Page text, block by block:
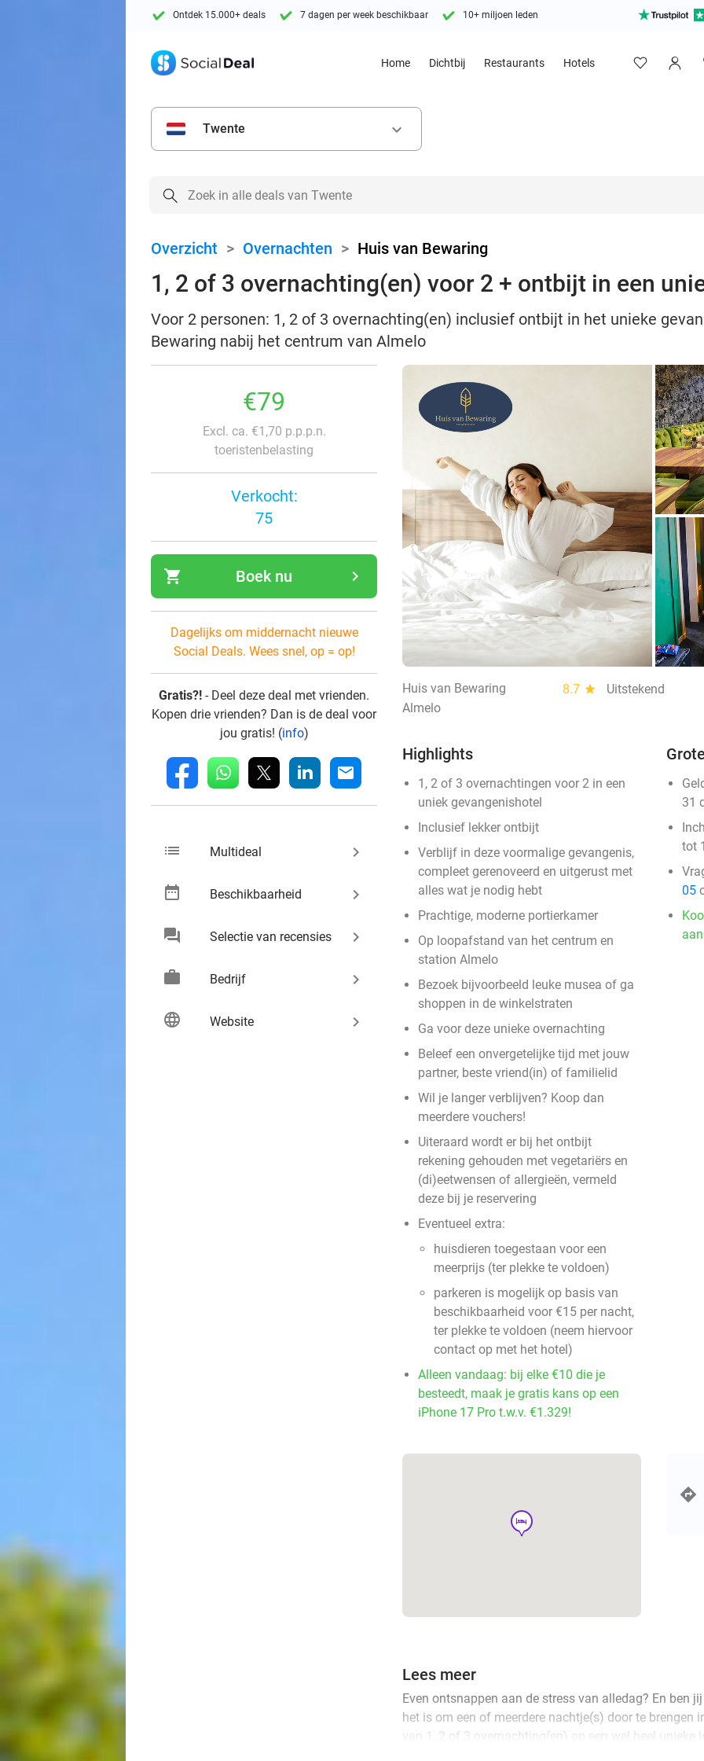
Ontdek 15.000+ deals 7 dagen per week beschikbaar 10+ miljoen leden
Home Dichtbij Restaurants Hotels
Twente keyboard_arrow_down
Overzicht > Overnachten > Huis van Bewaring
1, 2 of 3 overnachting(en) voor 2 + ontbijt in een
Voor 2 personen: 1, 2 of 3 overnachting(en) inclusief ontbijt in het unieke
Bewaring nabij het centrum van Almelo
€79
Excl. ca. €1,70 p.p.p.n.
toeristenbelasting
Verkocht:
75
shopping_cart navigate_next
Boek nu
Dagelijks om middernacht nieuwe
Social Deals. Wees snel, op = op!
Gratis?! - Deel deze deal met vrienden.
Kopen drie vrienden? Dan is de deal voor
jou gratis! (info)
fb whatsapp linkedin mail
list Multideal keyboard_arrow_right
date_range Beschikbaarheid keyboard_arrow_right
chat Selectie van recensies keyboard_arrow_right
work Bedrijf keyboard_arrow_right
language Website keyboard_arrow_right
Huis van Bewaring 8.7 star
Uitstekend
Almelo
Highlights
1, 2 of 3 overnachtingen voor 2 in een
uniek gevangenishotel
Inclusief lekker ontbijt
Verblijf in deze voormalige gevangenis,
compleet gerenoveerd en uitgerust met
alles wat je nodig hebt
Prachtige, moderne portierkamer
Op loopafstand van het centrum en
station Almelo
Bezoek bijvoorbeeld leuke musea of ga
shoppen in de winkelstraten
Ga voor deze unieke overnachting
Beleef een onvergetelijke tijd met jouw
partner, beste vriend(in) of familielid
Wil je langer verblijven? Koop dan
meerdere vouchers!
Uiteraard wordt er bij het ontbijt
rekening gehouden met vegetariërs en
(di)eetwensen of allergieën, vermeld
deze bij je reservering
Eventueel extra:
huisdieren toegestaan voor een
meerprijs (ter plekke te voldoen)
parkeren is mogelijk op basis van
beschikbaarheid voor €15 per nacht,
ter plekke te voldoen (neem hiervoor
contact op met het hotel)
Alleen vandaag: bij elke €10 die je
besteedt, maak je gratis kans op een
iPhone 17 Pro t.w.v. €1.329!
31
tot
05
hotel
Lees meer
Even ontsnappen aan de stress van alledag? En ben
het is om een of meerdere nachtje(s) door te brengen
van 1, 2 of 3 overnachting(en) op een wel heel unieke